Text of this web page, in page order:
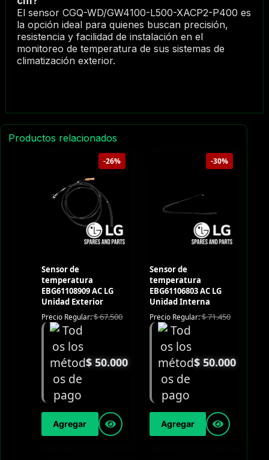
El sensor CGQ-WD/GW4100-L500-XACP2-P400 es
la opción ideal para quienes buscan precisión,
resistencia y facilidad de instalación en el
monitoreo de temperatura de sus sistemas de
climatización exterior.
Productos relacionados
-26%
Sensor de
temperatura
EBG61108909 AC LG
Unidad Exterior
Precio Regular:$67.500
$50.000
Agregar
-30%
Sensor de
temperatura
EBG61106803 AC LG
Unidad Interna
Precio Regular:$71.450
$50.000
Agregar